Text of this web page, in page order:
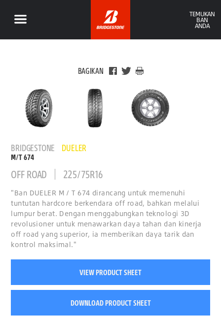
TEMUKAN
BAN
ANDA
BAGIKAN
BRIDGESTONE DUELER
M/T 674
OFF ROAD 225/75R16
"Ban DUELER M / T 674 dirancang untuk memenuhi
tuntutan hardcore berkendara off road, bahkan melalui
lumpur berat. Dengan menggabungkan teknologi 3D
revolusioner untuk menawarkan daya tahan dan kinerja
off road yang superior, ia memberikan daya tarik dan
kontrol maksimal."
VIEW PRODUCT SHEET
DOWNLOAD PRODUCT SHEET